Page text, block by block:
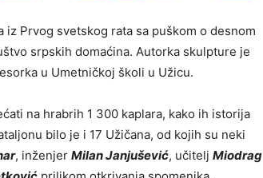
Prvog svetskog rata sa puškom o desnom
srpskih domaćina. Autorka skulpture je
u Umetničkoj školi u Užicu.
na hrabrih 1 300 kaplara, kako ih istorija
bilo je i 17 Užičana, od kojih su neki
, inženjer Milan Janjušević, učitelj Miodrag